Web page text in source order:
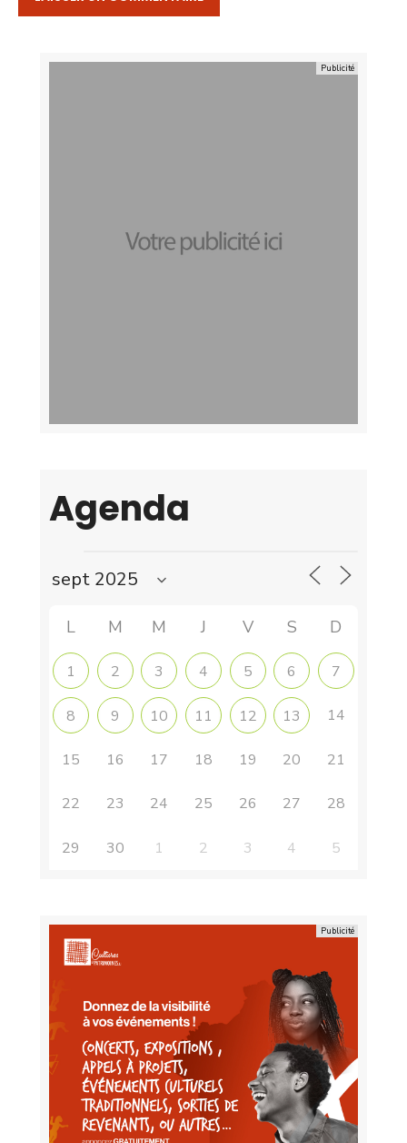
Agenda
L M M J V S D
1 2 3 4 5 6 7
8 9 10 11 12 13 14
15 16 17 18 19 20 21
22 23 24 25 26 27 28
29 30 1 2 3 4 5